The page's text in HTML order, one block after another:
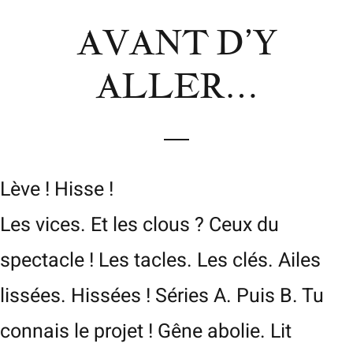
AVANT D’Y
ALLER…
Lève ! Hisse !
Les vices. Et les clous ? Ceux du
spectacle ! Les tacles. Les clés. Ailes
lissées. Hissées ! Séries A. Puis B. Tu
connais le projet ! Gêne abolie. Lit